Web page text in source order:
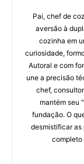
Pai, chef de
aversão à
cozinha em
curiosidade,
Autoral e com
une a precisão
chef,
mantém seu
fundação. O
desmistificar as
completo